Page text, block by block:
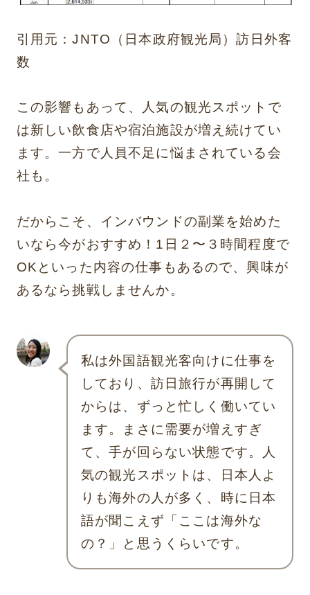
引用元：JNTO（日本政府観光局）訪日外客
数
この影響もあって、人気の観光スポットで
は新しい飲食店や宿泊施設が増え続けてい
ます。一方で人員不足に悩まされている会
社も。
だからこそ、インバウンドの副業を始めた
いなら今がおすすめ！1日２〜３時間程度で
OKといった内容の仕事もあるので、興味が
あるなら挑戦しませんか。
私は外国語観光客向けに仕事を
しており、訪日旅行が再開して
からは、ずっと忙しく働いてい
ます。まさに需要が増えすぎ
て、手が回らない状態です。人
気の観光スポットは、日本人よ
りも海外の人が多く、時に日本
語が聞こえず「ここは海外な
の？」と思うくらいです。